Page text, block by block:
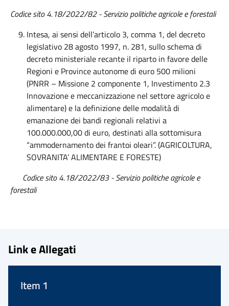
Codice sito 4.18/2022/82 - Servizio politiche agricole e forestali
Intesa, ai sensi dell’articolo 3, comma 1, del decreto
legislativo 28 agosto 1997, n. 281, sullo schema di
decreto ministeriale recante il riparto in favore delle
Regioni e Province autonome di euro 500 milioni
(PNRR – Missione 2 componente 1, Investimento 2.3
Innovazione e meccanizzazione nel settore agricolo e
alimentare) e la definizione delle modalità di
emanazione dei bandi regionali relativi a
100.000.000,00 di euro, destinati alla sottomisura
“ammodernamento dei frantoi oleari”. (AGRICOLTURA,
SOVRANITA’ ALIMENTARE E FORESTE)
Codice sito 4.18/2022/83 - Servizio politiche agricole e
forestali
Link e Allegati
Item 1